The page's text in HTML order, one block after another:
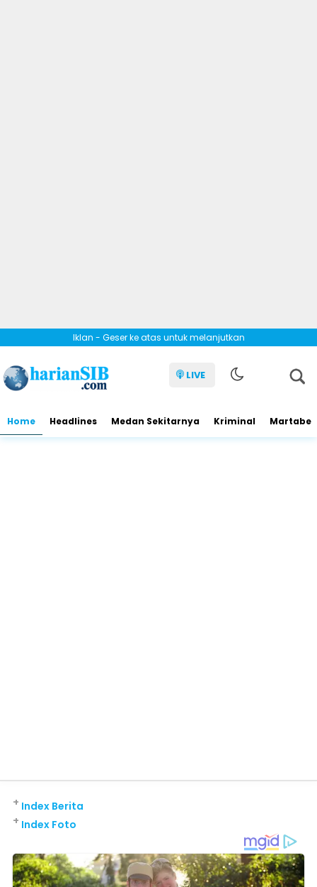
Iklan - Geser ke atas untuk melanjutkan
LIVE
Home Headlines Medan Sekitarnya Kriminal Martabe
Index Berita
+
Index Foto
+